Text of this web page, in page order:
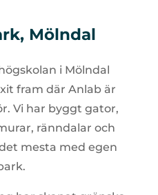
Mölndal
i Mölndal
fram där Anlab är
Vi har byggt gator,
ränndalar och
mesta med egen